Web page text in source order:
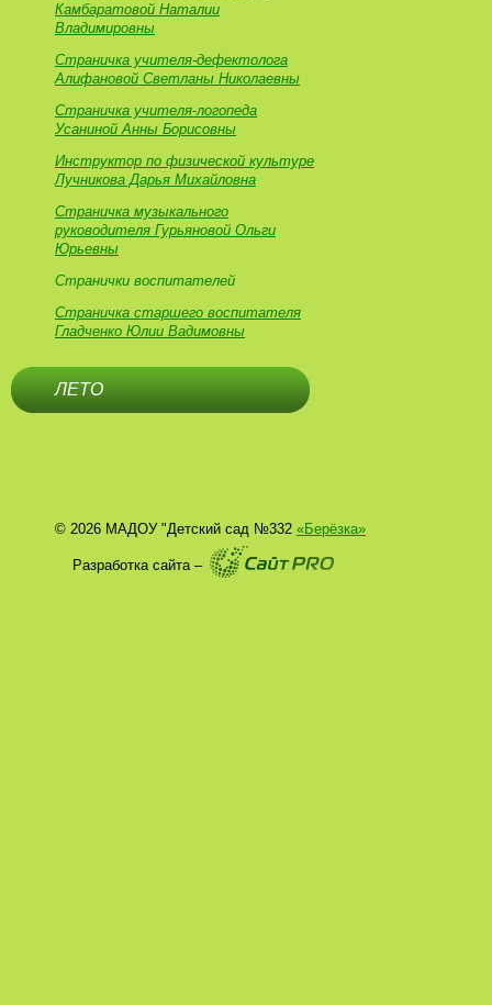
Камбаратовой Наталии
Владимировны
Страничка учителя-дефектолога
Алифановой Светланы Николаевны
Страничка учителя-логопеда
Усаниной Анны Борисовны
Инструктор по физической культуре
Лучникова Дарья Михайловна
Страничка музыкального
руководителя Гурьяновой Ольги
Юрьевны
Странички воспитателей
Страничка старшего воспитателя
Гладченко Юлии Вадимовны
ЛЕТО
© 2026 МАДОУ "Детский сад №332 «Берёзка»
Разработка сайта –